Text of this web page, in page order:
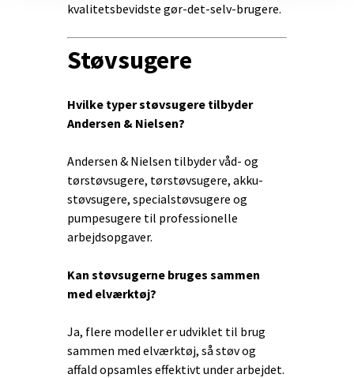
kvalitetsbevidste gør-det-selv-brugere.
Støvsugere
Hvilke typer støvsugere tilbyder
Andersen & Nielsen?
Andersen & Nielsen tilbyder våd- og
tørstøvsugere, tørstøvsugere, akku-
støvsugere, specialstøvsugere og
pumpesugere til professionelle
arbejdsopgaver.
Kan støvsugerne bruges sammen
med elværktøj?
Ja, flere modeller er udviklet til brug
sammen med elværktøj, så støv og
affald opsamles effektivt under arbejdet.